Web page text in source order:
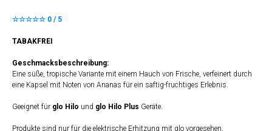
☆☆☆☆☆ 0 / 5
TABAKFREI
Geschmacksbeschreibung:
Eine süße, tropische Variante mit einem Hauch von Frische, verfeinert durch
eine Kapsel mit Noten von Ananas für ein saftig-fruchtiges Erlebnis.
Geeignet für glo Hilo und glo Hilo Plus Geräte.
Produkte sind nur für die elektrische Erhitzung mit glo vorgesehen.